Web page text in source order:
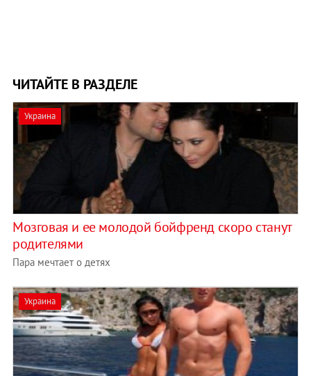
ЧИТАЙТЕ В РАЗДЕЛЕ
Украина
Мозговая и ее молодой бойфренд скоро станут
родителями
Пара мечтает о детях
Украина